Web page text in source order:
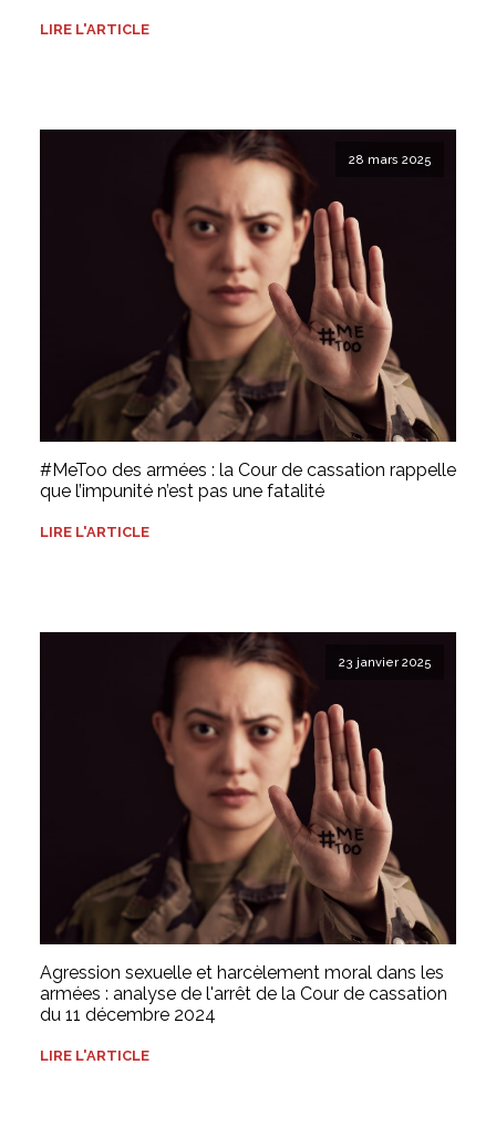
LIRE L'ARTICLE
28 mars 2025
#MeToo des armées : la Cour de cassation rappelle
que l’impunité n’est pas une fatalité
LIRE L'ARTICLE
23 janvier 2025
Agression sexuelle et harcèlement moral dans les
armées : analyse de l'arrêt de la Cour de cassation
du 11 décembre 2024
LIRE L'ARTICLE